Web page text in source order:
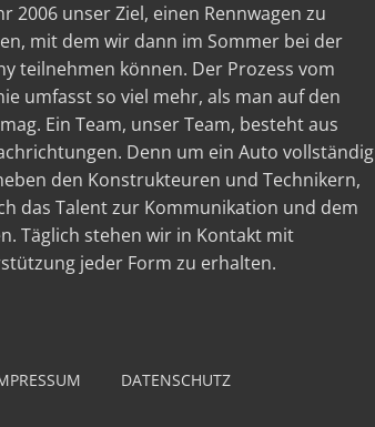
2006 unser Ziel, einen Rennwagen zu
mit dem wir dann im Sommer bei der
teilnehmen können. Der Prozess vom
umfasst so viel mehr, als man auf den
Ein Team, unser Team, besteht aus
Denn um ein Auto vollständig
den Konstrukteuren und Technikern,
das Talent zur Kommunikation und dem
Täglich stehen wir in Kontakt mit
jeder Form zu erhalten.
DATENSCHUTZ